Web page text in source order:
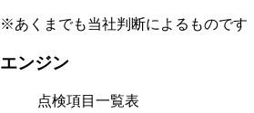
※あくまでも当社判断によるものです
エンジン
点検項目一覧表